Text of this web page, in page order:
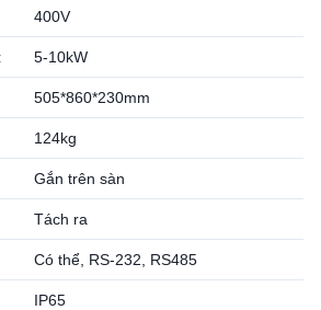
400V
5-10kW
505*860*230mm
124kg
Gắn trên sàn
Tách ra
Có thể, RS-232, RS485
IP65